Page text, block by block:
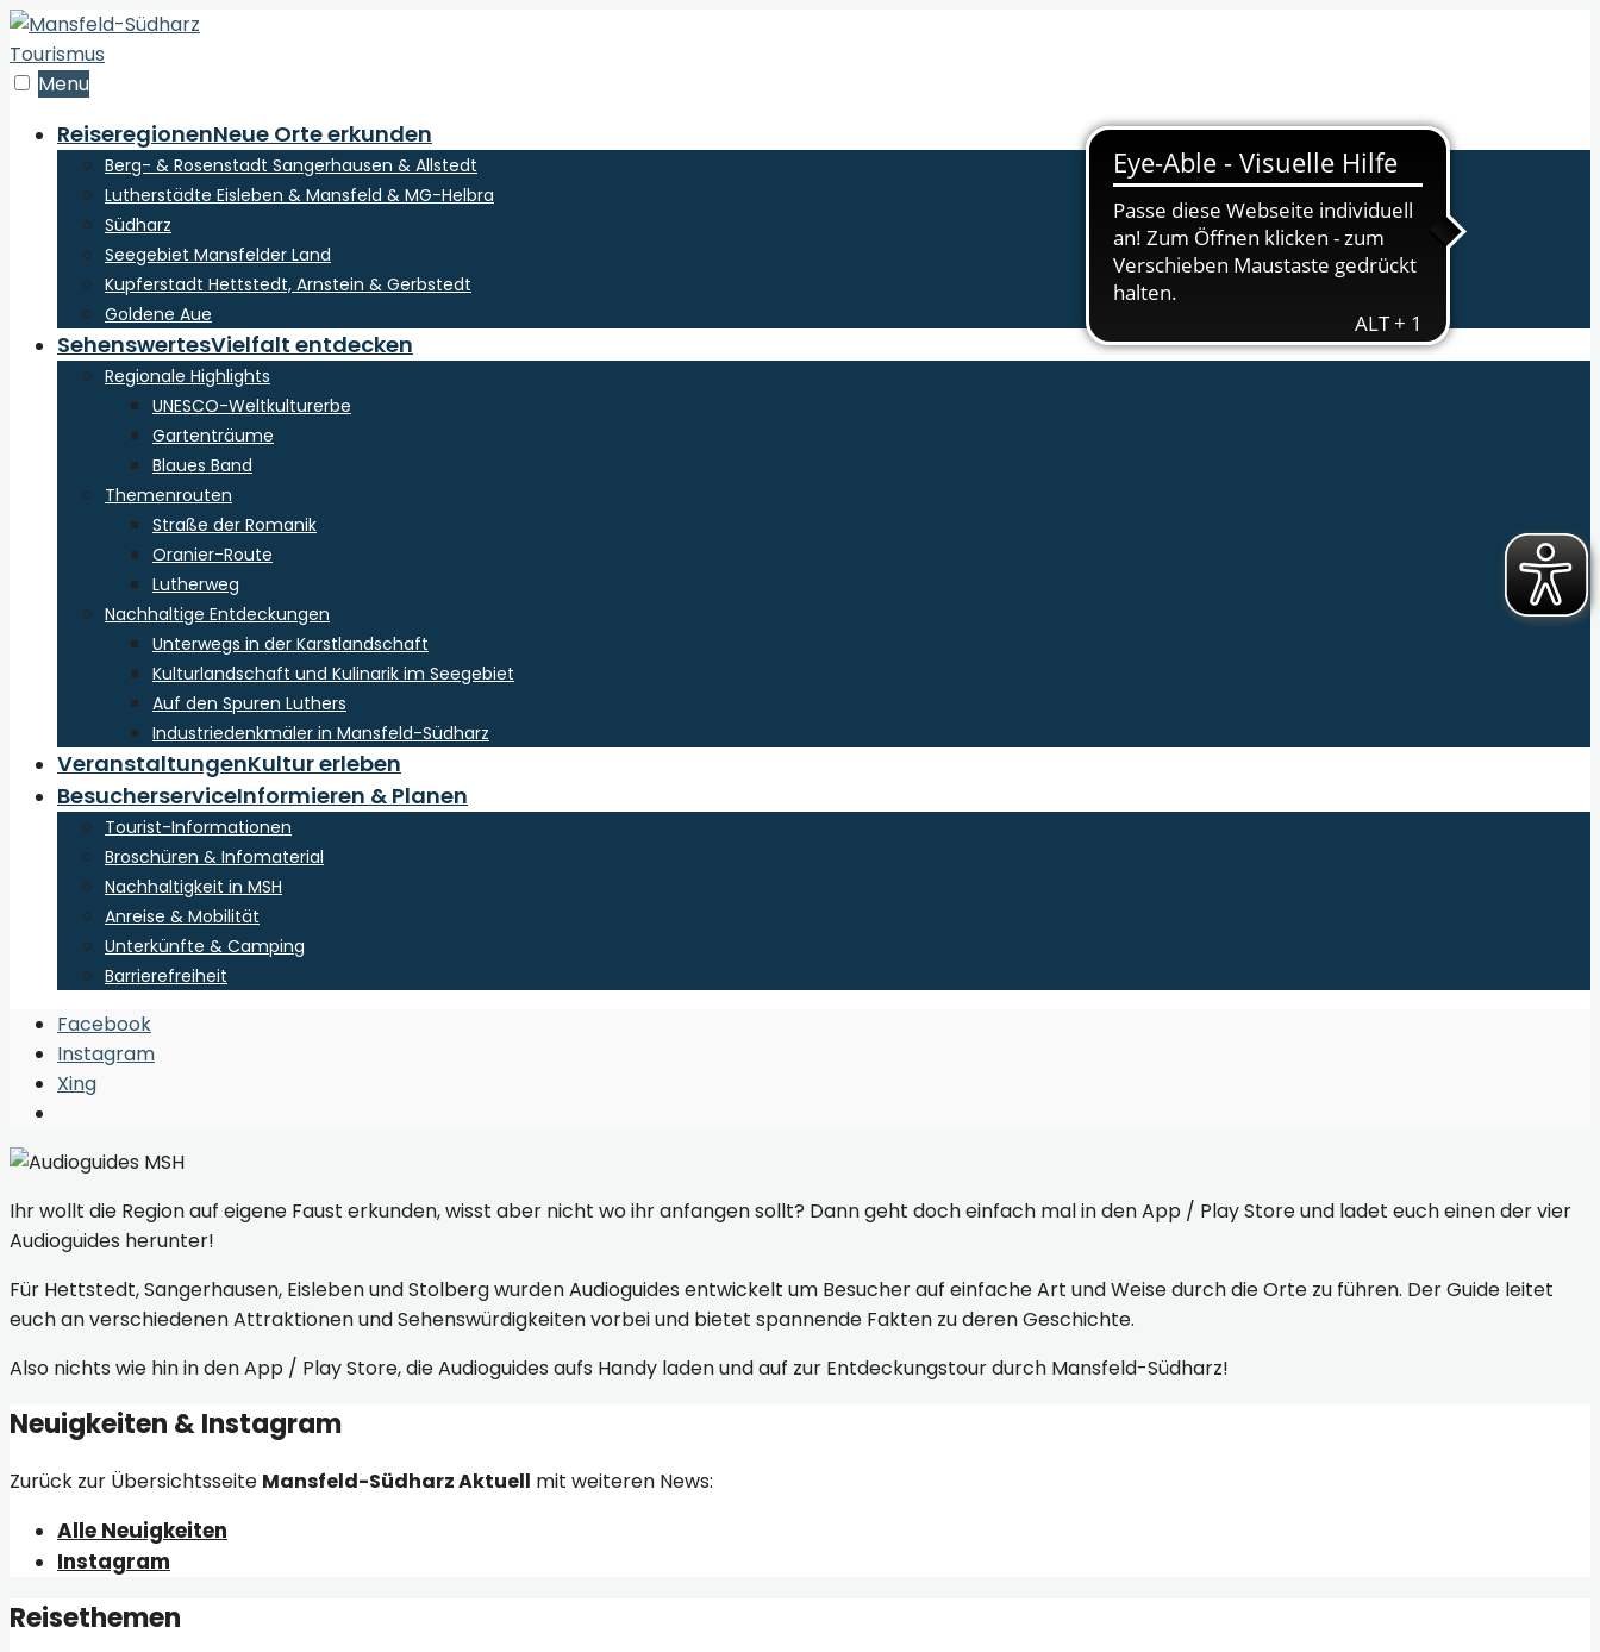
zum
Inhalt
derMenu
ReiseregionenNeue Orte erkunden
Berg- & Rosenstadt Sangerhausen & Allstedt
Lutherstädte Eisleben & Mansfeld & MG-Helbra
Südharz
Seegebiet Mansfelder Land
Kupferstadt Hettstedt, Arnstein & Gerbstedt
Goldene Aue
SehenswertesVielfalt entdecken
Regionale Highlights
UNESCO-Weltkulturerbe
Gartenträume
Blaues Band
Themenrouten
Straße der Romanik
Oranier-Route
Lutherweg
Nachhaltige Entdeckungen
Unterwegs in der Karstlandschaft
Kulturlandschaft und Kulinarik im Seegebiet
Auf den Spuren Luthers
Industriedenkmäler in Mansfeld-Südharz
VeranstaltungenKultur erleben
BesucherserviceInformieren & Planen
Tourist-Informationen
Broschüren & Infomaterial
Nachhaltigkeit in MSH
Anreise & Mobilität
Unterkünfte & Camping
Barrierefreiheit
Open
Search
Window
Facebook
Instagram
Xing
Window
Ihr wollt die Region auf eigene Faust erkunden, wisst aber nicht wo ihr anfangen sollt? Dann geht doch einfach mal in den App / Play Store und ladet euch einen der vier
Audioguides herunter!
Für Hettstedt, Sangerhausen, Eisleben und Stolberg wurden Audioguides entwickelt um Besucher auf einfache Art und Weise durch die Orte zu führen. Der Guide leitet
euch an verschiedenen Attraktionen und Sehenswürdigkeiten vorbei und bietet spannende Fakten zu deren Geschichte.
Also nichts wie hin in den App / Play Store, die Audioguides aufs Handy laden und auf zur Entdeckungstour durch Mansfeld-Südharz!
Neuigkeiten & Instagram
Zurück zur Übersichtsseite Mansfeld-Südharz Aktuell mit weiteren News:
Alle Neuigkeiten
Instagram
Reisethemen